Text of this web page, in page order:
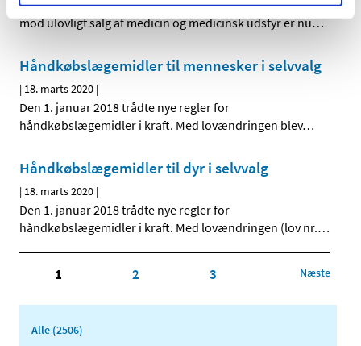
Den verdensomspændende aktion Operation Pangea
mod ulovligt salg af medicin og medicinsk udstyr er nu…
Håndkøbslægemidler til mennesker i selvvalg
| 18. marts 2020 |
Den 1. januar 2018 trådte nye regler for
håndkøbslægemidler i kraft. Med lovændringen blev…
Håndkøbslægemidler til dyr i selvvalg
| 18. marts 2020 |
Den 1. januar 2018 trådte nye regler for
håndkøbslægemidler i kraft. Med lovændringen (lov nr.…
1 2 3 Næste
Alle (2506)